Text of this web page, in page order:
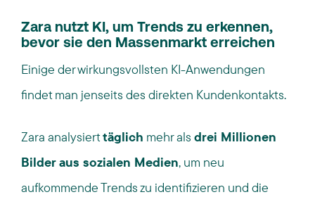
Zara nutzt KI, um Trends zu erkennen,
bevor sie den Massenmarkt erreichen
Einige der wirkungsvollsten KI-Anwendungen
findet man jenseits des direkten Kundenkontakts.
Zara analysierttäglich mehr als drei Millionen
Bilder aus sozialen Medien, um neu
aufkommende Trends zu identifizieren und die